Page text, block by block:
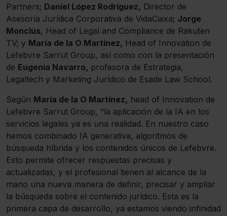
Partners; Daniel López Rodríguez, Director de
Asesoría Jurídica Corporativa de VidaCaixa; Jorge
Monclús, Head of Legal and Compliance de Rakuten
TV; y María de la O Martínez, Head of Innovation de
Lefebvre Sarrut Group, así como con la presentación
de Eugenia Navarro, profesora de Estrategia,
Legaltech y Marketing Jurídico de Esade Law School.
Según María de la O Martínez, head of Innovation de
Lefebvre Sarrut Group, “la aplicación de la IA en los
servicios legales ya es una realidad. En nuestro caso
hemos combinado IA generativa, algoritmos de
búsqueda híbrida y los contenidos únicos de Lefebvre.
Esto permite ofrecer respuestas precisas y
actualizadas, y el profesional tienen al alcance de la
mano una nueva manera de definir, precisar y ampliar
la búsqueda sobre el contenido jurídico. Esta es la
primera capa de desarrollo, ya estamos viendo infinidad